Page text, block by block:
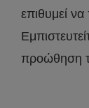
επιθυμεί
προώθηση